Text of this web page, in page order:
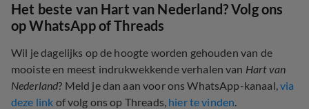
Het beste van Hart van Nederland? Volg ons
op WhatsApp of Threads
Wil je dagelijks op de hoogte worden gehouden van de
mooiste en meest indrukwekkende verhalen van Hart van
Nederland? Meld je dan aan voor ons WhatsApp-kanaal,via
deze link of volg ons op Threads, hier te vinden.